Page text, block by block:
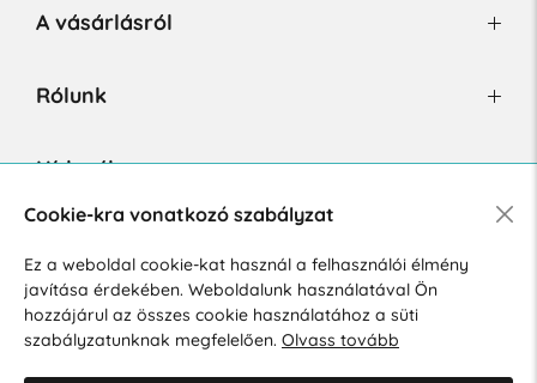
A vásárlásról
Rólunk
Hírlevél
Hozzájárulok a személyes adatok marketing célú kezeléséhez.
Személyes adatok védelmére vonatkozó szabályzat.
Cookie-kra vonatkozó szabályzat
Ez a weboldal cookie-kat használ a felhasználói élmény
javítása érdekében. Weboldalunk használatával Ön
hozzájárul az összes cookie használatához a süti
szabályzatunknak megfelelően. Olvass tovább